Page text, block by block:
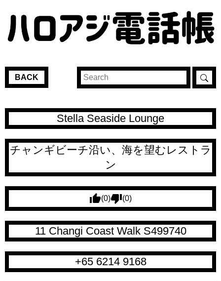
BACK
Stella Seaside Lounge
チャンギビーチ沿い、海を望むレストラ
ン
(0) (0)
11 Changi Coast Walk S499740
+65 6214 9168